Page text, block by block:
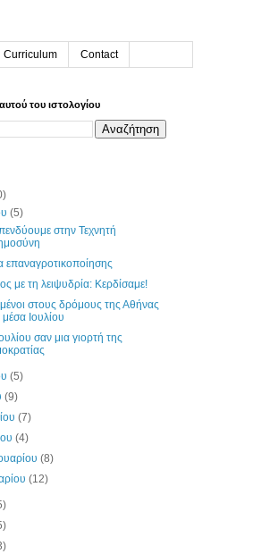
Curriculum Contact
του ιστολογίου
(5)
στην Τεχνητή
επαναγροτικοποίησης
με τη λειψυδρία: Κερδίσαμε!
στους δρόμους της Αθήνας
Ιουλίου
σαν μια γιορτή της
(5)
(9)
(7)
(4)
(8)
(12)